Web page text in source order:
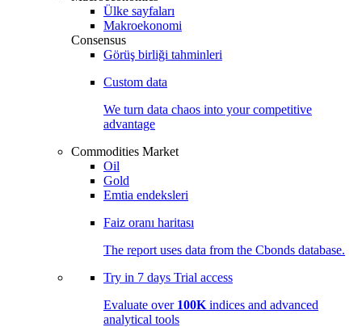
Ülke sayfaları
Makroekonomi
Consensus
Görüş birliği tahminleri
Custom data
We turn data chaos into your competitive
advantage
Commodities Market
Oil
Gold
Emtia endeksleri
Faiz oranı haritası
The report uses data from the Cbonds database.
Try in 7 days Trial access
Evaluate over 100K indices and advanced
analytical tools